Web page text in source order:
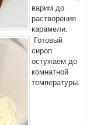
варим до
растворения
карамели.
Готовый
сироп
остужаем до
комнатной
температуры.